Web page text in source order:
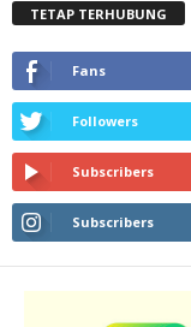
TETAP TERHUBUNG
Fans
Followers
Subscribers
Subscribers